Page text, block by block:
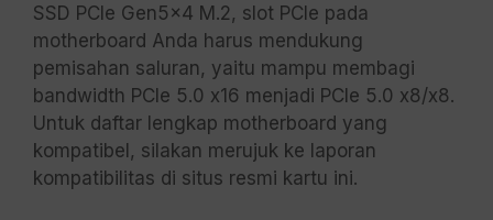
SSD PCIe Gen5x4 M.2, slot PCIe pada
motherboard Anda harus mendukung
pemisahan saluran, yaitu mampu membagi
bandwidth PCIe 5.0 x16 menjadi PCIe 5.0 x8/x8.
Untuk daftar lengkap motherboard yang
kompatibel, silakan merujuk ke laporan
kompatibilitas di situs resmi kartu ini.